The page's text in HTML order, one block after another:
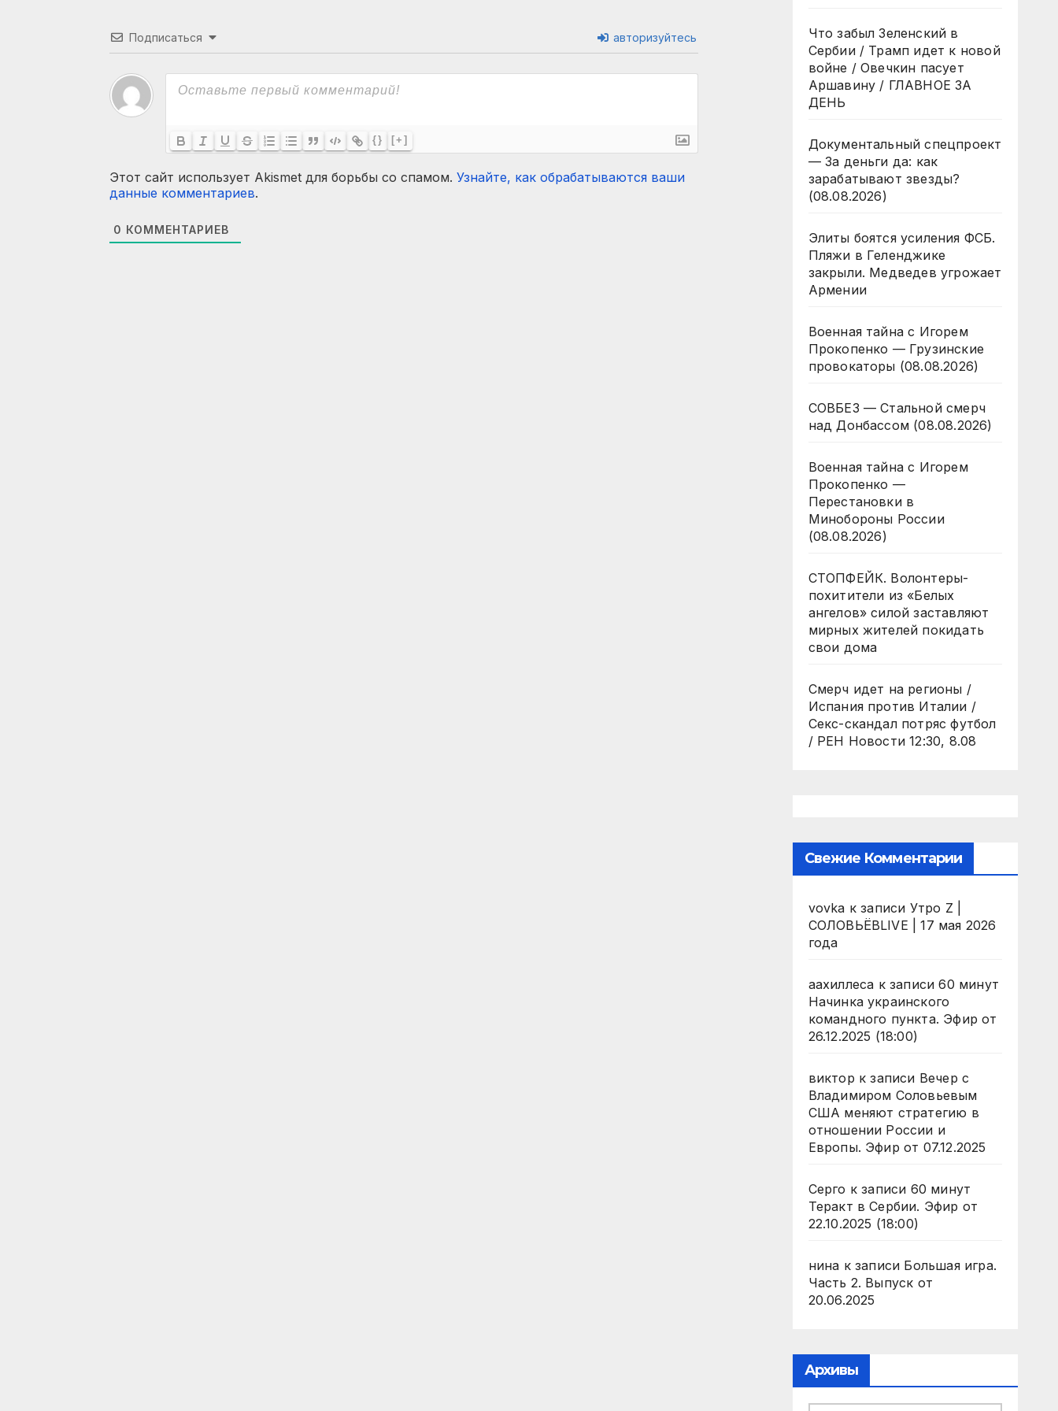
Подписаться авторизуйтесь
{} [+]
Этот сайт использует Akismet для борьбы со спамом. Узнайте, как обрабатываются ваши
данные комментариев.
0 КОММЕНТАРИЕВ
Что забыл Зеленский в
Сербии / Трамп идет к новой
войне / Овечкин пасует
Аршавину / ГЛАВНОЕ ЗА
ДЕНЬ
Документальный спецпроект
— За деньги да: как
зарабатывают звезды?
(08.08.2026)
Элиты боятся усиления ФСБ.
Пляжи в Геленджике
закрыли. Медведев угрожает
Армении
Военная тайна с Игорем
Прокопенко — Грузинские
провокаторы (08.08.2026)
СОВБЕЗ — Стальной смерч
над Донбассом (08.08.2026)
Военная тайна с Игорем
Прокопенко —
Перестановки в
Минобороны России
(08.08.2026)
СТОПФЕЙК. Волонтеры-
похитители из «Белых
ангелов» силой заставляют
мирных жителей покидать
свои дома
Смерч идет на регионы /
Испания против Италии /
Секс-скандал потряс футбол
/ РЕН Новости 12:30, 8.08
Свежие Комментарии
vovka к записи Утро Z |
СОЛОВЬЁВLIVE | 17 мая 2026
года
аахиллеса к записи60 минут
Начинка украинского
командного пункта. Эфир от
26.12.2025 (18:00)
виктор к записи Вечер с
Владимиром Соловьевым
США меняют стратегию в
отношении России и
Европы. Эфир от 07.12.2025
Серго к записи 60 минут
Теракт в Сербии. Эфир от
22.10.2025 (18:00)
нина к записи Большая игра.
Часть 2. Выпуск от
20.06.2025
Архивы